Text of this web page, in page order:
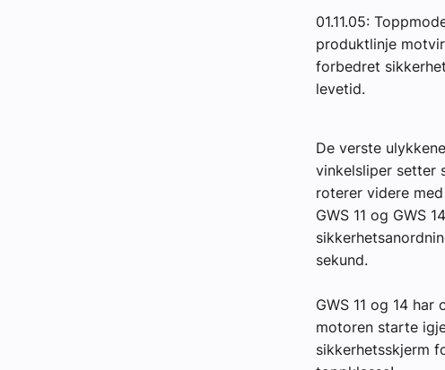
Abonner på fagbladet Byggfakta Nyheter
Annonsere i VVS Aktuelt
01.11.05:
produktlinje
forbedret
levetid.
De verste
vinkelsliper setter
roterer videre
GWS 11 og GWS
sekund.
GWS 11 og 14
motoren starte
sikkerhetsskjerm